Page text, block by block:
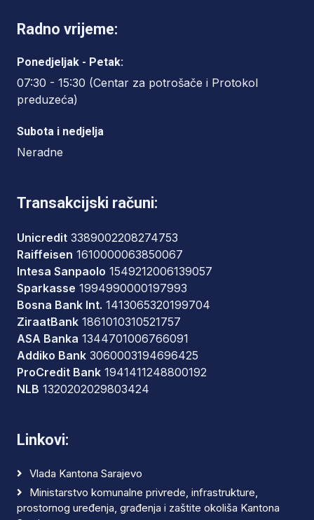
Radno vrijeme:
Ponedjeljak - Petak:
07:30 - 15:30 (Centar za potrošače i Protokol
preduzeća)
Subota i nedjelja
Neradne
Transakcijski računi:
Unicredit 3389002208274753
Raiffeisen 1610000063850067
Intesa Sanpaolo 1549212006139057
Sparkasse 1994990000197993
Bosna Bank Int. 1413065320199704
ZiraatBank 1861010310521757
ASA Banka 1344701006766091
Addiko Bank 3060003194696425
ProCredit Bank 1941411248800192
NLB 1320202029803424
Linkovi:
Vlada Kantona Sarajevo
Ministarstvo komunalne privrede, infrastrukture,
prostornog uređenja, građenja i zaštite okoliša Kantona